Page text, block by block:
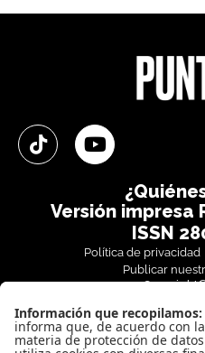
Versión impresa
ISSN
Política de privacidad
Publicar